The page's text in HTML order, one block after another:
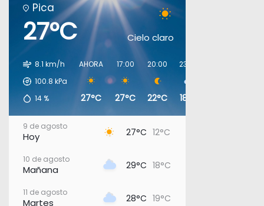
Pica
27°C Cielo claro
8.1 km/h
100.8 kPa
14 %
AHORA
27°C
17:00
27°C
20:00
22°C
23:00
18°C
9 de agosto
Hoy 27°C 12°C
10 de agosto
Mañana 29°C 18°C
11 de agosto
Martes 28°C 19°C